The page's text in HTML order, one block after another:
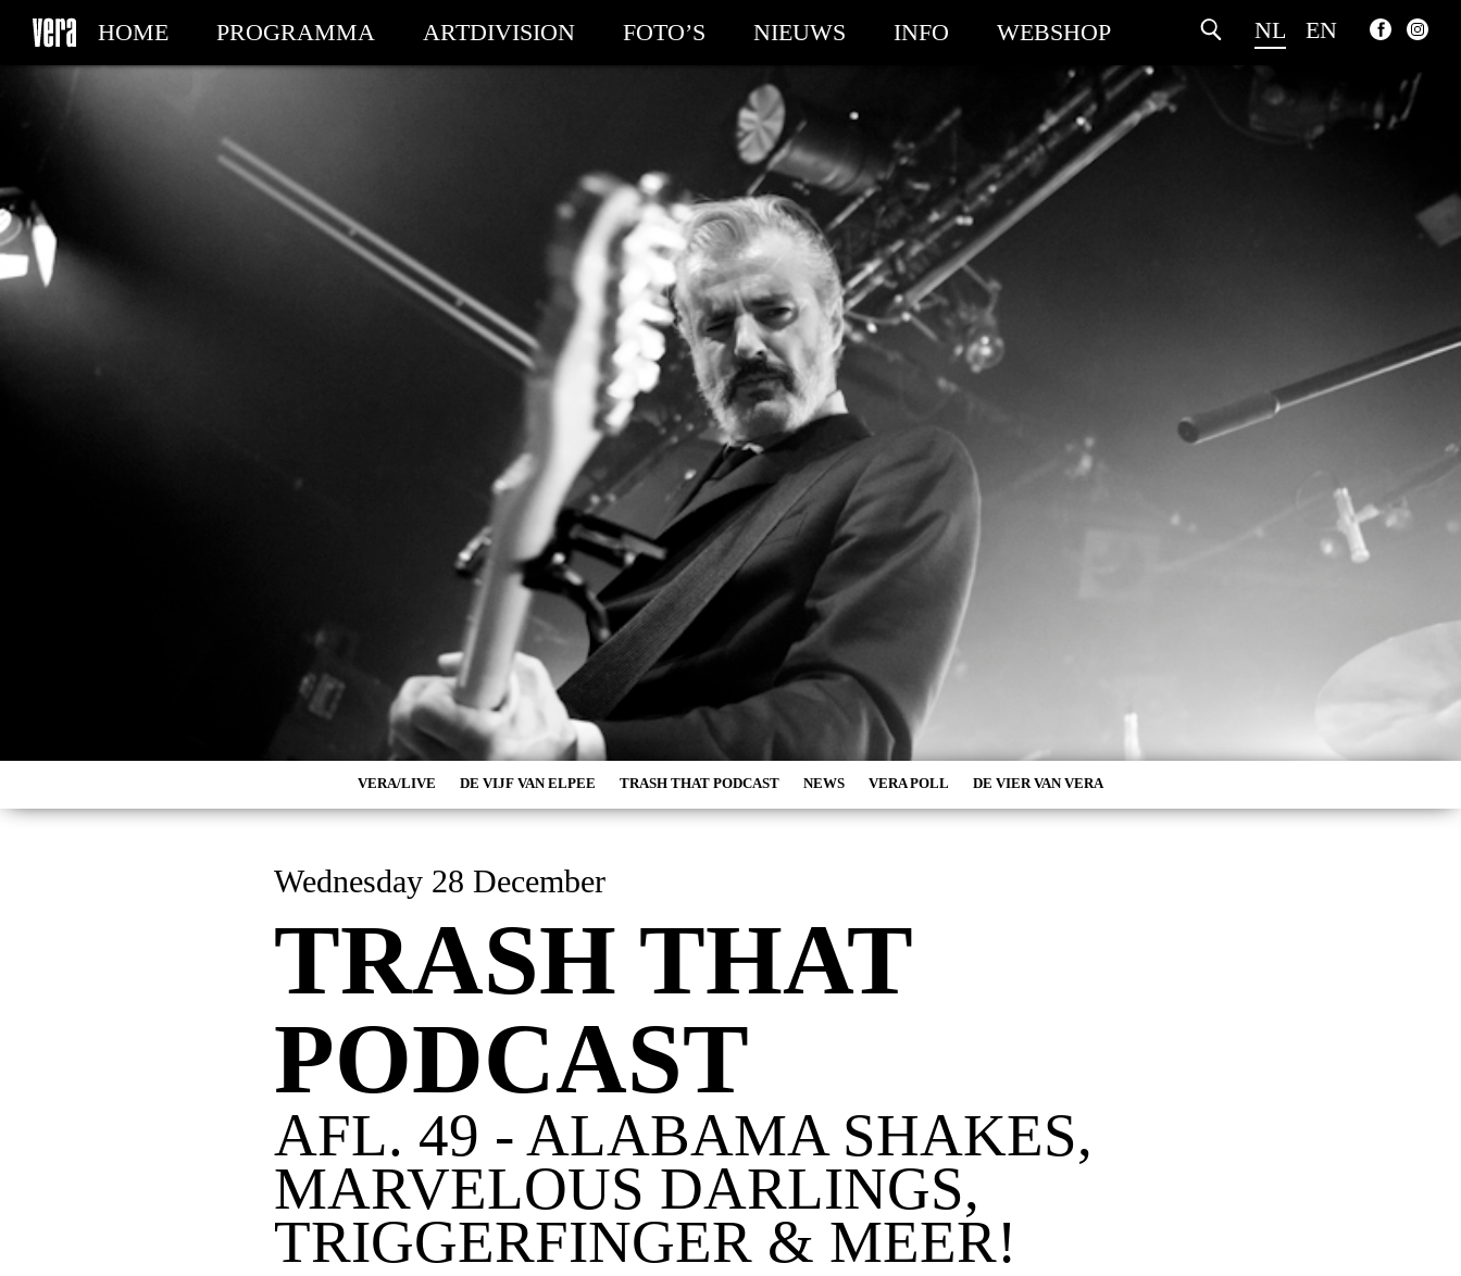
NL EN
HOME PROGRAMMA ARTDIVISION FOTO’S NIEUWS INFO WEBSHOP
VERA/LIVE DE VIJF VAN ELPEE TRASH THAT PODCAST NEWS VERA POLL DE VIER VAN VERA
Wednesday 28 December
TRASH THAT
PODCAST
AFL. 49 - ALABAMA SHAKES,
MARVELOUS DARLINGS,
TRIGGERFINGER & MEER!